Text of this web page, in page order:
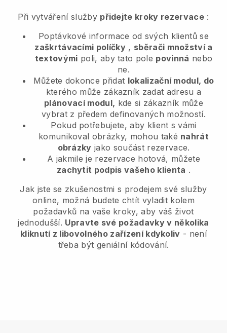
Při vytváření služby přidejte kroky rezervace:
Poptávkové informace od svých klientů se
zaškrtávacími políčky , sběrači množství a
textovými poli, aby tato pole povinná nebo
ne.
Můžete dokonce přidat lokalizační modul, do
kterého může zákazník zadat adresu a
plánovací modul, kde si zákazník může
vybrat z předem definovaných možností.
Pokud potřebujete, aby klient s vámi
komunikoval obrázky, mohou také nahrát
obrázky jako součást rezervace.
A jakmile je rezervace hotová, můžete
zachytit podpis vašeho klienta .
Jak jste se zkušenostmi s prodejem své služby
online, možná budete chtít vyladit kolem
požadavků na vaše kroky, aby váš život
jednodušší. Upravte své požadavky v několika
kliknutí z libovolného zařízení kdykoliv - není
třeba být geniální kódování.